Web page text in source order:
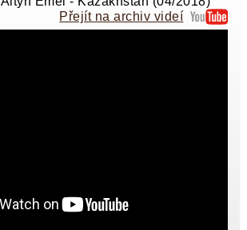
Přejít na archiv videí